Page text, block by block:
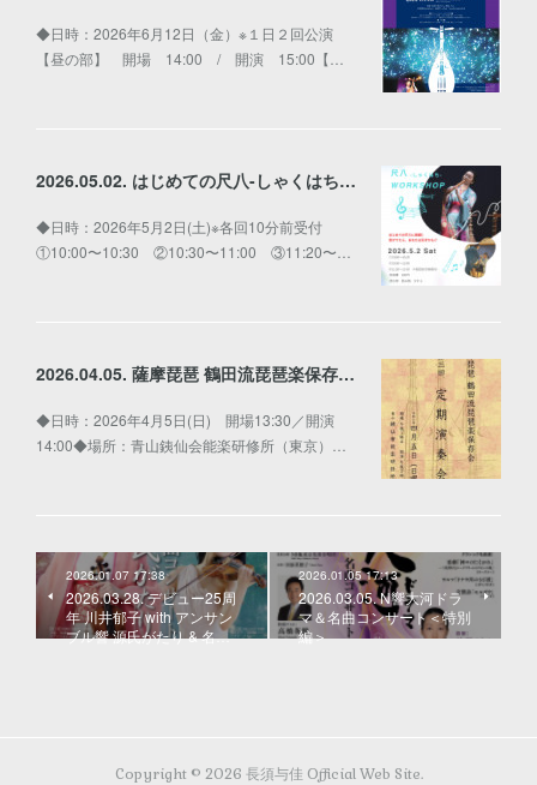
◆日時：2026年6月12日（金）※１日２回公演
【昼の部】 開場 14:00 / 開演 15:00【…
2026.05.02. はじめての尺八-しゃくはち-WORKSHOP
◆日時：2026年5月2日(土)※各回10分前受付
①10:00〜10:30 ②10:30〜11:00 ③11:20〜…
2026.04.05. 薩摩琵琶 鶴田流琵琶楽保存会 第三回 定期演奏会
◆日時：2026年4月5日(日) 開場13:30／開演
14:00◆場所：青山銕仙会能楽研修所（東京）…
2026.01.07 17:38
2026.03.28. デビュー25周
年 川井郁子 with アンサン
ブル響 源氏がたり & 名…
2026.01.05 17:13
2026.03.05. N響大河ドラ
マ＆名曲コンサート＜特別
編＞
Copyright © 2026 長須与佳 Official Web Site.